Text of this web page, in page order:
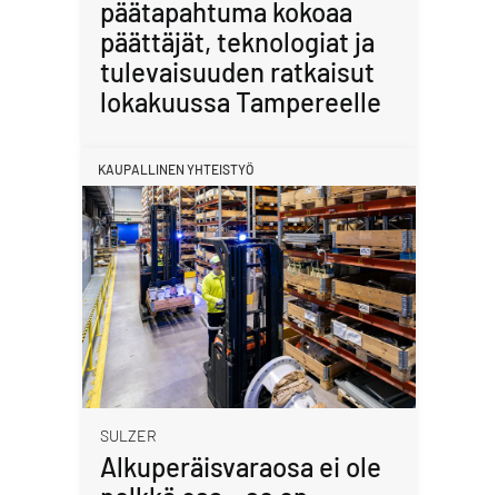
päätapahtuma kokoaa
päättäjät, teknologiat ja
tulevaisuuden ratkaisut
lokakuussa Tampereelle
KAUPALLINEN YHTEISTYÖ
SULZER
Alkuperäisvaraosa ei ole